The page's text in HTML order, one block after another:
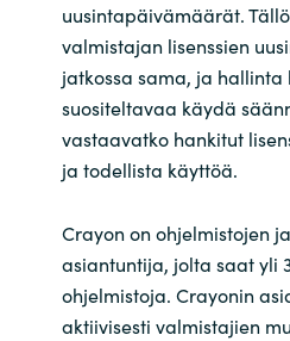
uusintapäivämäärät.
valmistajan lisenssien
jatkossa sama, ja hallinta
suositeltavaa käydä
vastaavatko hankitut
ja todellista käyttöä.
Crayon on ohjelmistojen
asiantuntija, jolta saat yli
ohjelmistoja. Crayonin
aktiivisesti valmistajien